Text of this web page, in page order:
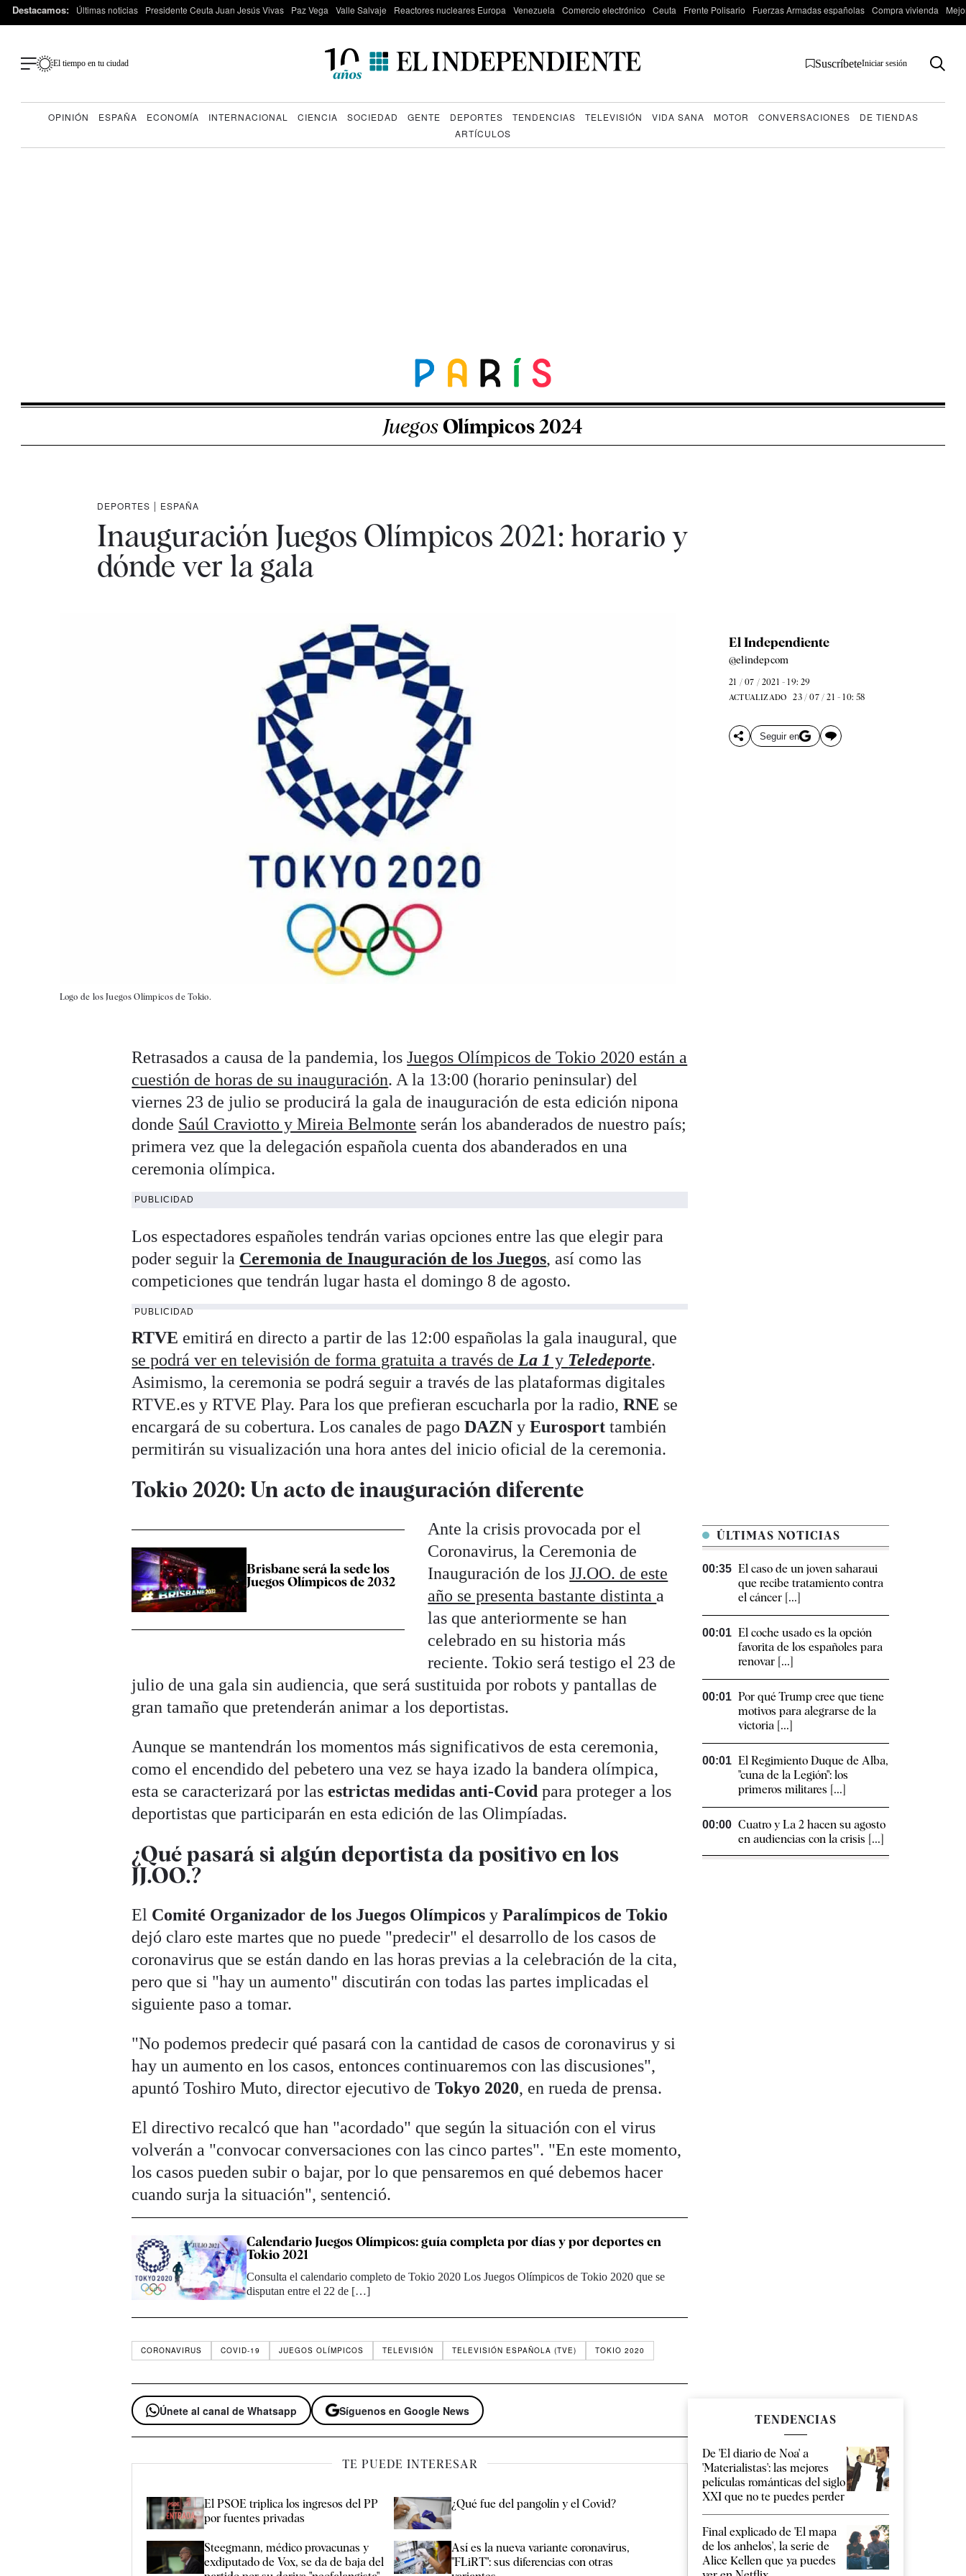
Destacamos: Últimas noticias Presidente Ceuta Juan Jesús Vivas Paz Vega Valle Salvaje Reactores nucleares Europa Venezuela Comercio electrónico Ceuta Frente Polisario Fuerzas Armadas españolas Compra vivienda
El tiempo en tu ciudad SuscríbeteIniciar sesión
OPINIÓN ESPAÑA ECONOMÍA INTERNACIONAL CIENCIA SOCIEDAD GENTE DEPORTES TENDENCIAS TELEVISIÓN VIDA SANA MOTOR CONVERSACIONES
DE TIENDAS
ARTÍCULOS
JuegosOlímpicos 2024
DEPORTES | ESPAÑA
Inauguración Juegos Olímpicos 2021: horario y
dónde ver la gala
Logo de los Juegos Olímpicos de Tokio.
El Independiente
@elindepcom
21 / 07 / 2021 - 19: 29
ACTUALIZADO 23 / 07 / 21 - 10: 58
Seguir en
Retrasados a causa de la pandemia, losJuegos Olímpicos de Tokio 2020 están a
cuestión de horas de su inauguración. A la 13:00 (horario peninsular) del
viernes 23 de julio se producirá la gala de inauguración de esta edición nipona
donde Saúl Craviotto y Mireia Belmonte serán los abanderados de nuestro país;
primera vez que la delegación española cuenta dos abanderados en una
ceremonia olímpica.
PUBLICIDAD
Los espectadores españoles tendrán varias opciones entre las que elegir para
poder seguir la Ceremonia de Inauguración de los Juegos, así como las
competiciones que tendrán lugar hasta el domingo 8 de agosto.
PUBLICIDAD
RTVE emitirá en directo a partir de las 12:00 españolas la gala inaugural, que
se podrá ver en televisión de forma gratuita a través de La 1 y Teledeporte.
Asimismo, la ceremonia se podrá seguir a través de las plataformas digitales
RTVE.es y RTVE Play. Para los que prefieran escucharla por la radio,RNE se
encargará de su cobertura. Los canales de pagoDAZNyEurosporttambién
permitirán su visualización una hora antes del inicio oficial de la ceremonia.
Tokio 2020: Un acto de inauguración diferente
Brisbane será la sede los
Juegos Olímpicos de 2032
Ante la crisis provocada por el
Coronavirus, la Ceremonia de
Inauguración de losJJ.OO. de este
año se presenta bastante distinta a
las que anteriormente se han
celebrado en su historia más
reciente. Tokio será testigo el 23 de
julio de una gala sin audiencia, que será sustituida por robots y pantallas de
gran tamaño que pretenderán animar a los deportistas.
Aunque se mantendrán los momentos más significativos de esta ceremonia,
como el encendido del pebetero una vez se haya izado la bandera olímpica,
esta se caracterizará por lasestrictas medidas anti-Covid para proteger a los
deportistas que participarán en esta edición de las Olimpíadas.
¿Qué pasará si algún deportista da positivo en los
JJ.OO.?
El Comité Organizador de los Juegos Olímpicos yParalímpicos de Tokio
dejó claro este martes que no puede "predecir" el desarrollo de los casos de
coronavirus que se están dando en las horas previas a la celebración de la cita,
pero que si "hay un aumento" discutirán con todas las partes implicadas el
siguiente paso a tomar.
"No podemos predecir qué pasará con la cantidad de casos de coronavirus y si
hay un aumento en los casos, entonces continuaremos con las discusiones",
apuntó Toshiro Muto, director ejecutivo deTokyo 2020, en rueda de prensa.
El directivo recalcó que han "acordado" que según la situación con el virus
volverán a "convocar conversaciones con las cinco partes". "En este momento,
los casos pueden subir o bajar, por lo que pensaremos en qué debemos hacer
cuando surja la situación", sentenció.
Calendario Juegos Olímpicos: guía completa por días y por deportes en
Tokio 2021
Consulta el calendario completo de Tokio 2020 Los Juegos Olímpicos de Tokio 2020 que se
disputan entre el 22 de […]
CORONAVIRUS COVID-19 JUEGOS OLÍMPICOS TELEVISIÓN TELEVISIÓN ESPAÑOLA (TVE) TOKIO 2020
Únete al canal de Whatsapp Síguenos en Google News
TE PUEDE INTERESAR
El PSOE triplica los ingresos del PP
por fuentes privadas
¿Qué fue del pangolín y el Covid?
Steegmann, médico provacunas y
exdiputado de Vox, se da de baja del
Así es la nueva variante coronavirus,
"FLiRT": sus diferencias con otras
ÚLTIMAS NOTICIAS
00:35 El caso de un joven saharaui
que recibe tratamiento contra
el cáncer [...]
00:01 El coche usado es la opción
favorita de los españoles para
renovar [...]
00:01 Por qué Trump cree que tiene
motivos para alegrarse de la
victoria [...]
00:01 El Regimiento Duque de Alba,
"cuna de la Legión": los
primeros militares [...]
00:00 Cuatro y La 2 hacen su agosto
en audiencias con la crisis [...]
TENDENCIAS
De 'El diario de Noa' a
'Materialistas': las mejores
películas románticas del siglo
XXI que no te puedes perder
Final explicado de 'El mapa
de los anhelos', la serie de
Alice Kellen que ya puedes